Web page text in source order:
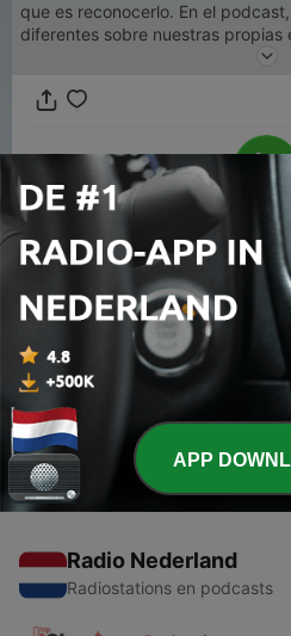
que es reconocerlo. En el
diferentes sobre nuestras propias
mental y una entrevista con una
Afleveringen
- La salud mental
Radio Nederland
Radiostations en podcasts
APP